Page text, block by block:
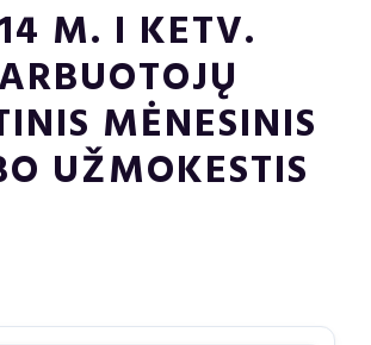
M. I KETV.
MĖNESINIS
UŽMOKESTIS